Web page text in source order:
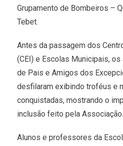
Grupamento de Bombeiros –
Tebet.
Antes da passagem dos
(CEI) e Escolas Municipais,
de Pais e Amigos dos
desfilaram exibindo troféus e
conquistadas, mostrando o
inclusão feito pela Associação.
Alunos e professores da